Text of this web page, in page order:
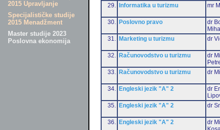
2015 Upravljanje
Specijalističke studije
2015 Menadžment
Master studije 2023
Poslovna ekonomija
29.
Informatika u turizmu mr
30. Poslovno pravo
dr
31.
Marketing u turizmu dr
32. Računovodstvo u turizmu
dr
33.
Računovodstvo u turizmu dr
34. Engleski jezik "A" 2
dr
35.
Engleski jezik "A" 2 dr
36. Engleski jezik "A" 2
dr